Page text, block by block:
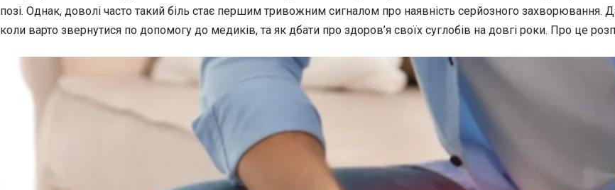
позі. Однак, доволі часто такий біль стає першим тривожним сигналом про наявність серйозного захворювання.
коли варто звернутися по допомогу до медиків, та як дбати про здоров’я своїх суглобів на довгі роки. Про це